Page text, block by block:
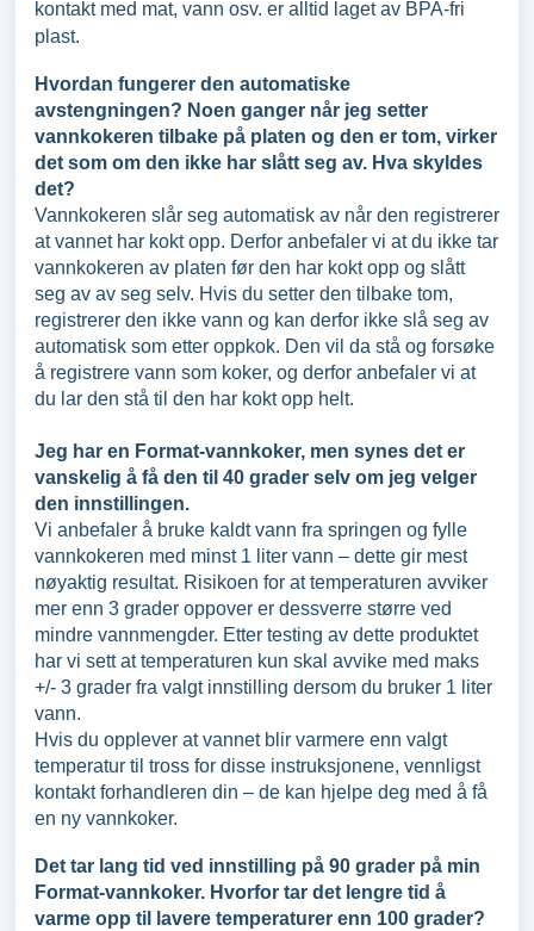
kontakt med mat, vann osv. er alltid laget av BPA-fri
plast.
Hvordan fungerer den automatiske
avstengningen? Noen ganger når jeg setter
vannkokeren tilbake på platen og den er tom, virker
det som om den ikke har slått seg av. Hva skyldes
det?
Vannkokeren slår seg automatisk av når den registrerer
at vannet har kokt opp. Derfor anbefaler vi at du ikke tar
vannkokeren av platen før den har kokt opp og slått
seg av av seg selv. Hvis du setter den tilbake tom,
registrerer den ikke vann og kan derfor ikke slå seg av
automatisk som etter oppkok. Den vil da stå og forsøke
å registrere vann som koker, og derfor anbefaler vi at
du lar den stå til den har kokt opp helt.
Jeg har en Format-vannkoker, men synes det er
vanskelig å få den til 40 grader selv om jeg velger
den innstillingen.
Vi anbefaler å bruke kaldt vann fra springen og fylle
vannkokeren med minst 1 liter vann – dette gir mest
nøyaktig resultat. Risikoen for at temperaturen avviker
mer enn 3 grader oppover er dessverre større ved
mindre vannmengder. Etter testing av dette produktet
har vi sett at temperaturen kun skal avvike med maks
+/- 3 grader fra valgt innstilling dersom du bruker 1 liter
vann.
Hvis du opplever at vannet blir varmere enn valgt
temperatur til tross for disse instruksjonene, vennligst
kontakt forhandleren din – de kan hjelpe deg med å få
en ny vannkoker.
Det tar lang tid ved innstilling på 90 grader på min
Format-vannkoker. Hvorfor tar det lengre tid å
varme opp til lavere temperaturer enn 100 grader?